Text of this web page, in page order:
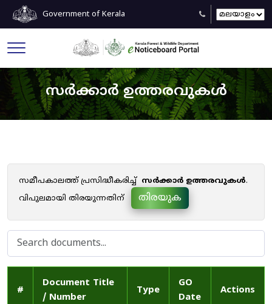
Government of Kerala
സർക്കാർ ഉത്തരവുകൾ
സമീപകാലത്ത് പ്രസിദ്ധീകരിച്ച് സർക്കാർ ഉത്തരവുകൾ.
വിപുലമായി തിരയുന്നതിന്
തിരയുക
#
Document Title
/ Number
Type
GO
Date
Actions